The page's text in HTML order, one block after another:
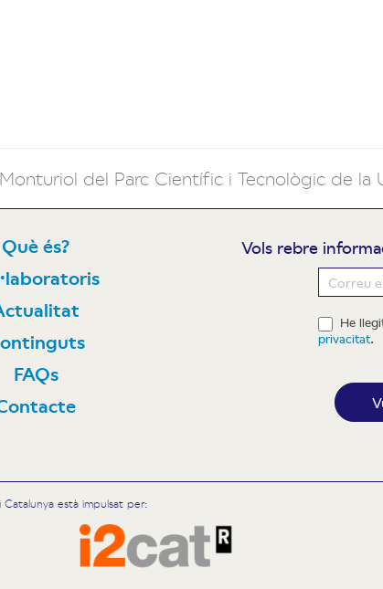
del Parc Científic i Tecnològic de la
Què és?
FAQs
Vols rebre
He
privacitat.
Catalunya està impulsat per: